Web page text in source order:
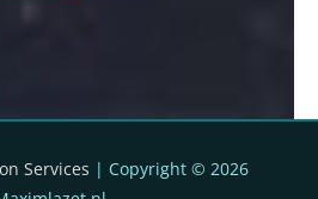
Services | Copyright © 2026